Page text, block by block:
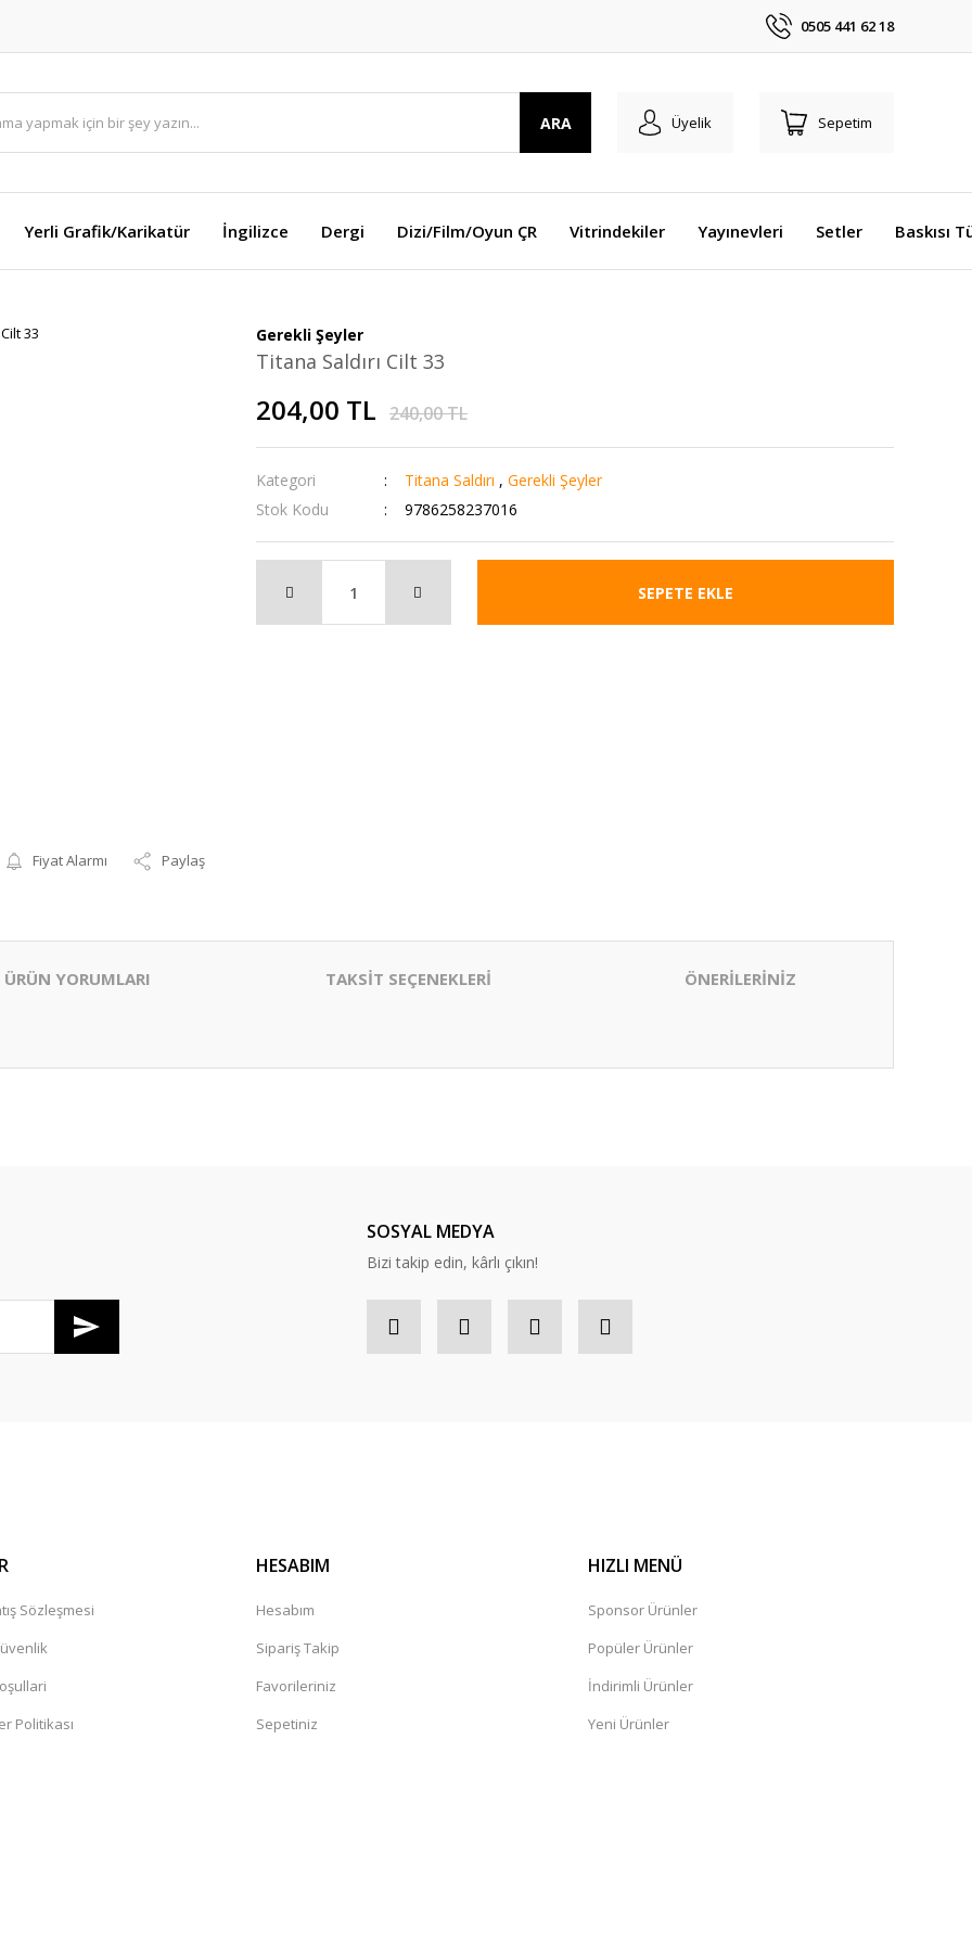
0505 441 62 18
ARA Üyelik Sepetim
Yerli Grafik/Karikatür İngilizce Dergi Dizi/Film/Oyun ÇR Vitrindekiler Yayınevleri Setler Baskısı
Fiyat Alarmı Paylaş
Gerekli Şeyler
Titana Saldırı Cilt 33
204,00 TL 240,00 TL
Kategori Titana Saldırı , Gerekli Şeyler
Stok Kodu
9786258237016
SEPETE EKLE
ÜRÜN YORUMLARI TAKSİT SEÇENEKLERİ ÖNERİLERİNİZ
SOSYAL MEDYA
Bizi takip edin, kârlı çıkın!
Sözleşmesi
Politikası
HESABIM
Hesabım
Sipariş Takip
Favorileriniz
Sepetiniz
HIZLI MENÜ
Sponsor Ürünler
Popüler Ürünler
İndirimli Ürünler
Yeni Ürünler